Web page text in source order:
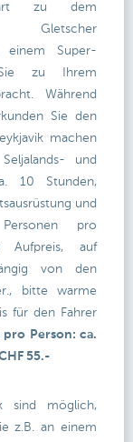
zu dem
Gletscher
einem Super-
zu Ihrem
Während
Sie den
machen
und
10 Stunden,
und
pro
Aufpreis, auf
von den
bitte warme
für den Fahrer
pro Person: ca.
55.-
sind möglich,
z.B. an einem